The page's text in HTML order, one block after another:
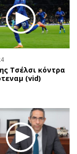
Τσέλσι κόντρα
(vid)